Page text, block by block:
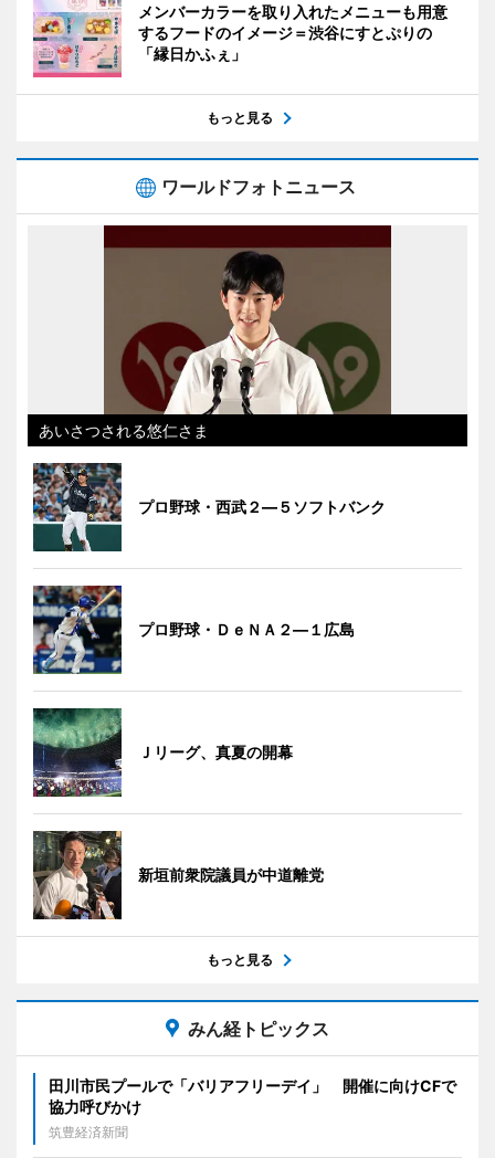
メンバーカラーを取り入れたメニューも用意
するフードのイメージ＝渋谷にすとぷりの
「縁日かふぇ」
もっと見る
ワールドフォトニュース
あいさつされる悠仁さま
プロ野球・西武２―５ソフトバンク
プロ野球・ＤｅＮＡ２―１広島
Ｊリーグ、真夏の開幕
新垣前衆院議員が中道離党
もっと見る
みん経トピックス
田川市民プールで「バリアフリーデイ」 開催に向けCFで
協力呼びかけ
筑豊経済新聞